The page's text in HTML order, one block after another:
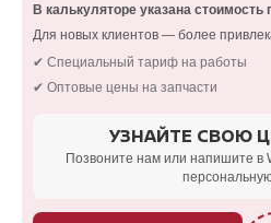
В калькуляторе указана стоимость
Для новых клиентов — более
✔ Специальный тариф на работы
✔ Оптовые цены на запчасти
УЗНАЙТЕ СВОЮ
Позвоните нам или напишите в